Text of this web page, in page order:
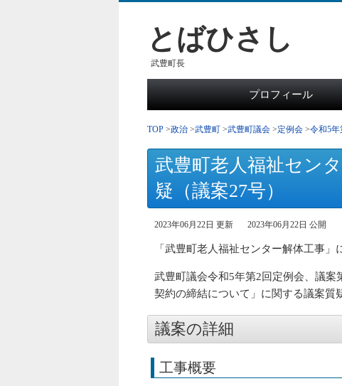
とばひさし
武豊町長
プロフィール
TOP 政治 武豊町 武豊町議会 定例会 令和5年
武豊町老人福祉セン
疑（議案27号）
2023年06月22日 更新 2023年06月22日 公開
「武豊町老人福祉センター解体工事」
武豊町議会令和5年第2回定例会、議案
契約の締結について」に関する議案質
議案の詳細
工事概要